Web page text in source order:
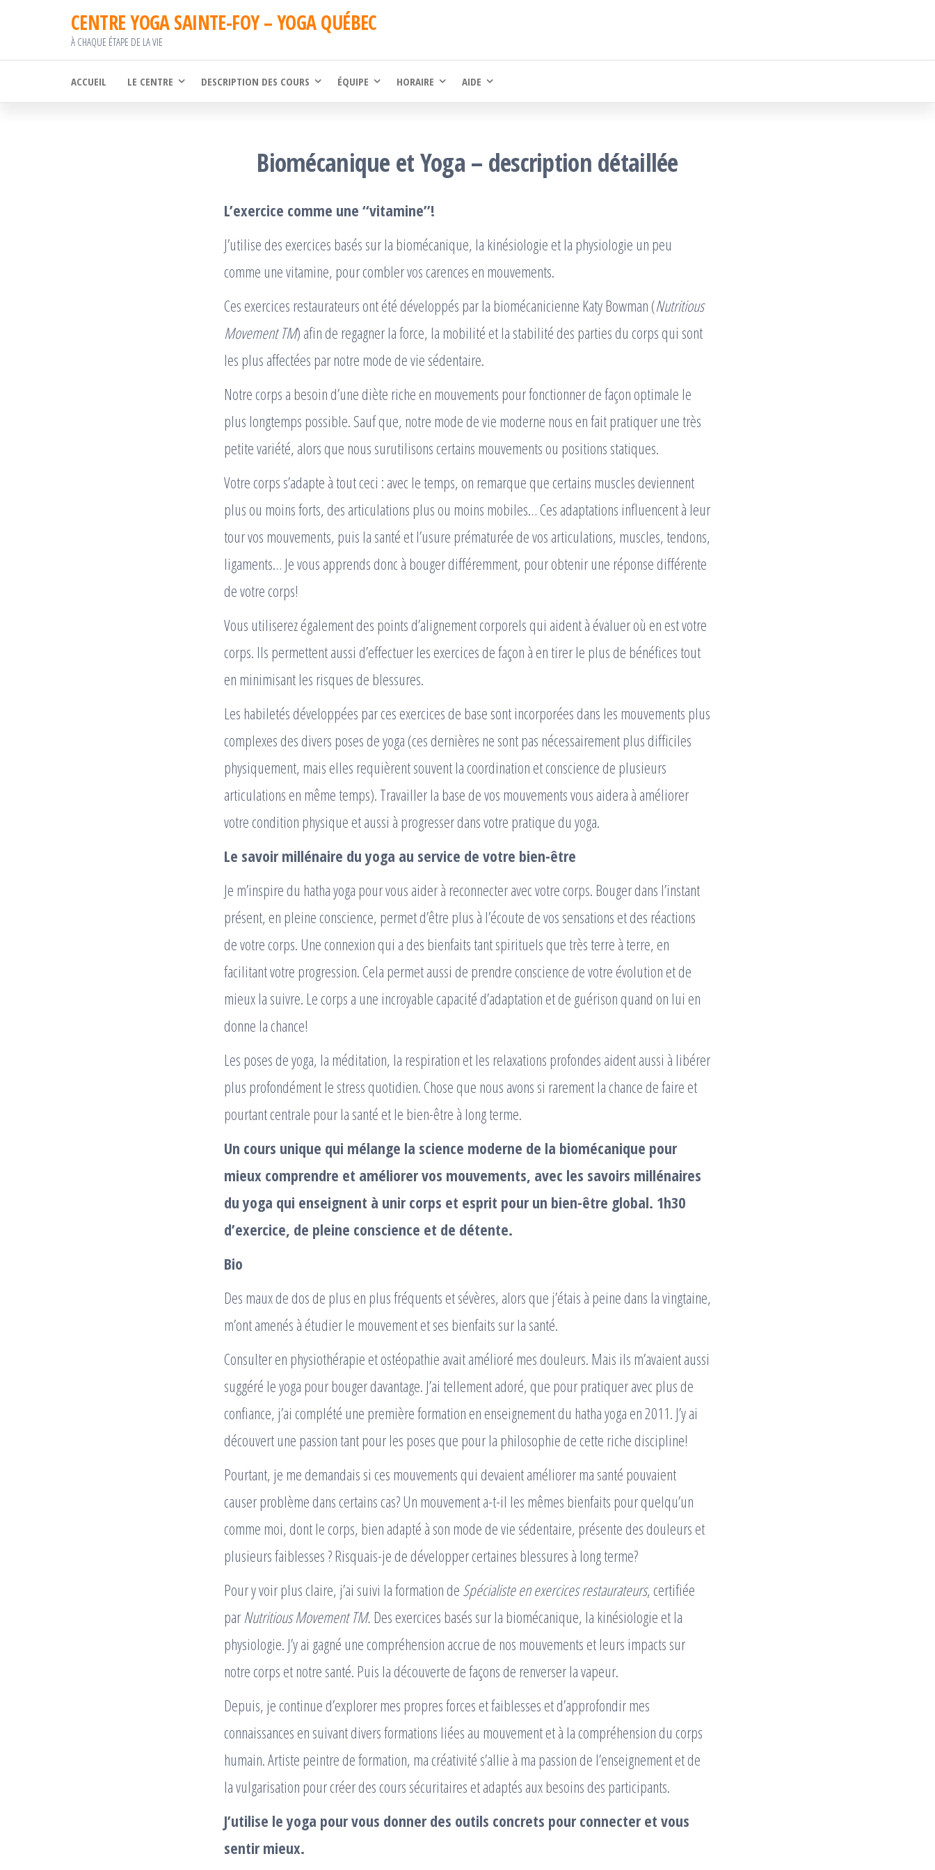
contenu
CENTRE YOGA SAINTE-FOY – YOGA QUÉBEC
À CHAQUE ÉTAPE DE LA VIE
ACCUEIL LE CENTRE DESCRIPTION DES COURS ÉQUIPE HORAIRE AIDE
Biomécanique et Yoga – description détaillée
L’exercice comme une ‘‘vitamine’’!
J’utilise des exercices basés sur la biomécanique, la kinésiologie et la physiologie un peu
comme une vitamine, pour combler vos carences en mouvements.
Ces exercices restaurateurs ont été développés par la biomécanicienne Katy Bowman (Nutritious
Movement TM) afin de regagner la force, la mobilité et la stabilité des parties du corps qui sont
les plus affectées par notre mode de vie sédentaire.
Notre corps a besoin d’une diète riche en mouvements pour fonctionner de façon optimale le
plus longtemps possible. Sauf que, notre mode de vie moderne nous en fait pratiquer une très
petite variété, alors que nous surutilisons certains mouvements ou positions statiques.
Votre corps s’adapte à tout ceci : avec le temps, on remarque que certains muscles deviennent
plus ou moins forts, des articulations plus ou moins mobiles… Ces adaptations influencent à leur
tour vos mouvements, puis la santé et l’usure prématurée de vos articulations, muscles, tendons,
ligaments… Je vous apprends donc à bouger différemment, pour obtenir une réponse différente
de votre corps!
Vous utiliserez également des points d’alignement corporels qui aident à évaluer où en est votre
corps. Ils permettent aussi d’effectuer les exercices de façon à en tirer le plus de bénéfices tout
en minimisant les risques de blessures.
Les habiletés développées par ces exercices de base sont incorporées dans les mouvements plus
complexes des divers poses de yoga (ces dernières ne sont pas nécessairement plus difficiles
physiquement, mais elles requièrent souvent la coordination et conscience de plusieurs
articulations en même temps). Travailler la base de vos mouvements vous aidera à améliorer
votre condition physique et aussi à progresser dans votre pratique du yoga.
Le savoir millénaire du yoga au service de votre bien-être
Je m’inspire du hatha yoga pour vous aider à reconnecter avec votre corps. Bouger dans l’instant
présent, en pleine conscience, permet d’être plus à l’écoute de vos sensations et des réactions
de votre corps. Une connexion qui a des bienfaits tant spirituels que très terre à terre, en
facilitant votre progression. Cela permet aussi de prendre conscience de votre évolution et de
mieux la suivre. Le corps a une incroyable capacité d’adaptation et de guérison quand on lui en
donne la chance!
Les poses de yoga, la méditation, la respiration et les relaxations profondes aident aussi à libérer
plus profondément le stress quotidien. Chose que nous avons si rarement la chance de faire et
pourtant centrale pour la santé et le bien-être à long terme.
Un cours unique qui mélange la science moderne de la biomécanique pour
mieux comprendre et améliorer vos mouvements, avec les savoirs millénaires
du yoga qui enseignent à unir corps et esprit pour un bien-être global. 1h30
d’exercice, de pleine conscience et de détente.
Bio
Des maux de dos de plus en plus fréquents et sévères, alors que j’étais à peine dans la vingtaine,
m’ont amenés à étudier le mouvement et ses bienfaits sur la santé.
Consulter en physiothérapie et ostéopathie avait amélioré mes douleurs. Mais ils m’avaient aussi
suggéré le yoga pour bouger davantage. J’ai tellement adoré, que pour pratiquer avec plus de
confiance, j’ai complété une première formation en enseignement du hatha yoga en 2011. J’y ai
découvert une passion tant pour les poses que pour la philosophie de cette riche discipline!
Pourtant, je me demandais si ces mouvements qui devaient améliorer ma santé pouvaient
causer problème dans certains cas? Un mouvement a-t-il les mêmes bienfaits pour quelqu’un
comme moi, dont le corps, bien adapté à son mode de vie sédentaire, présente des douleurs et
plusieurs faiblesses ? Risquais-je de développer certaines blessures à long terme?
Pour y voir plus claire, j’ai suivi la formation de Spécialiste en exercices restaurateurs, certifiée
parNutritious Movement TM. Des exercices basés sur la biomécanique, la kinésiologie et la
physiologie. J’y ai gagné une compréhension accrue de nos mouvements et leurs impacts sur
notre corps et notre santé. Puis la découverte de façons de renverser la vapeur.
Depuis, je continue d’explorer mes propres forces et faiblesses et d’approfondir mes
connaissances en suivant divers formations liées au mouvement et à la compréhension du corps
humain. Artiste peintre de formation, ma créativité s’allie à ma passion de l’enseignement et de
la vulgarisation pour créer des cours sécuritaires et adaptés aux besoins des participants.
J’utilise le yoga pour vous donner des outils concrets pour connecter et vous
sentir mieux.